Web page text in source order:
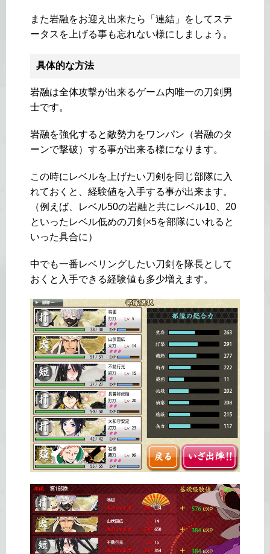
また岩融をお迎え出来たら「連結」をしてステ
ータスを上げる事も忘れない様にしましょう。
具体的な方法
岩融は全体攻撃が出来るゲーム内唯一の刀剣男
士です。
岩融を強化すると敵勢力をワンパン（岩融のタ
ーンで撃破）する事が出来る様になります。
この時にレベルを上げたい刀剣を同じ部隊に入
れておくと、経験値を入手する事が出来ます。
（例えば、レベル50の岩融と共にレベル10、20
といったレベル低めの刀剣×5を部隊にいれると
いった具合に）
中でも一番レベリングしたい刀剣を隊長として
おくと入手できる経験値も多少増えます。